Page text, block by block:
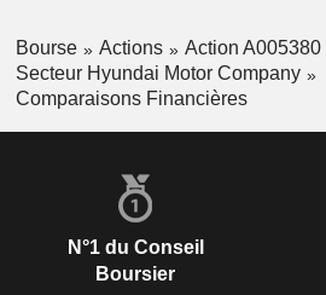
Bourse Actions
Action A005380
Secteur Hyundai Motor Company
Comparaisons Financières
N°1 du Conseil
Boursier